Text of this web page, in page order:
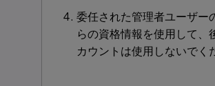
委任された管理者ユーザー
らの資格情報を使用して
カウントは使用しないでく